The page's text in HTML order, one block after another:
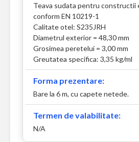
Teava sudata pentru constructii
conform EN 10219-1
Calitate otel: S235JRH
Diametrul exterior = 48,30 mm
Grosimea peretelui = 3,00 mm
Greutatea specifica: 3,35 kg/ml
Forma prezentare:
Bare la 6 m, cu capete netede.
Termen de valabilitate:
N/A